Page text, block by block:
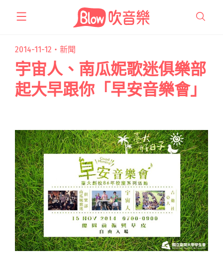
2014-11-12・ 新聞
宇宙人、南瓜妮歌迷俱樂部
起大早跟你「早安音樂會」